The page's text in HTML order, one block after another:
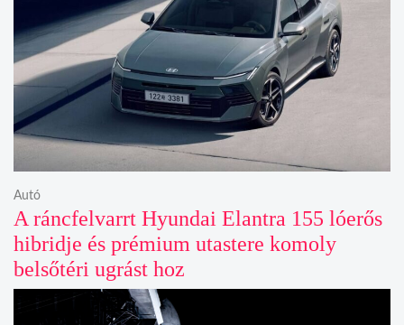
A ráncfelvarrt Hyundai Elantra 155 lóerős
hibridje és prémium utastere komoly
belsőtéri ugrást hoz
Autó